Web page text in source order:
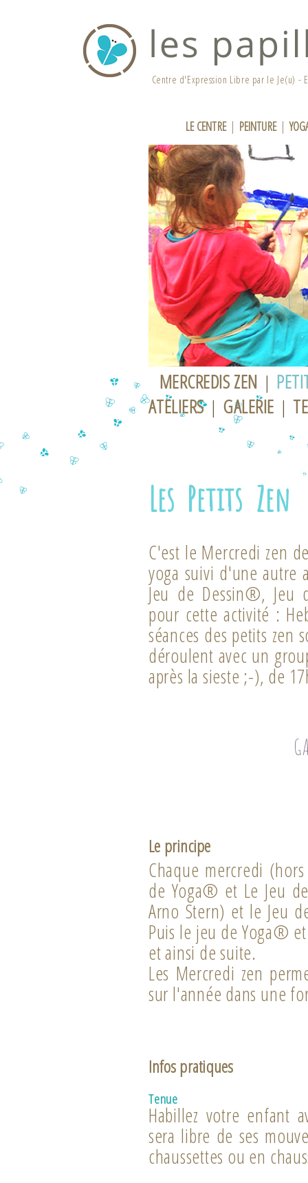
Centre d'Expression Libre par le Je(u) -
LE CENTRE| PEINTURE|
MERCREDIS ZEN |
ATELIERS| GALERIE |
Les Petits Zen
C'est le Mercredi zen
yoga suivi d'une autre
Jeu de Dessin®, Jeu
pour cette activité :
séances des petits zen
déroulent avec un
après la sieste ;-), de
Le principe
Chaque mercredi
de Yoga® et Le Jeu
Arno Stern) et le Jeu
Puis le jeu de Yoga®
et ainsi de suite.
Les Mercredi zen
sur l'année dans une
Infos pratiques
Tenue
Habillez votre enfant
sera libre de ses
chaussettes ou en